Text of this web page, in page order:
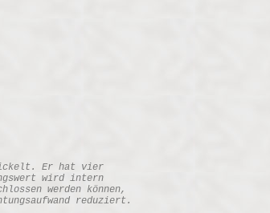
Er hat vier
wird intern
werden können,
reduziert.